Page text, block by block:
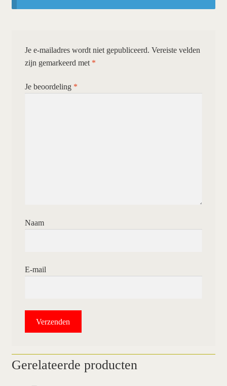
Je e-mailadres wordt niet gepubliceerd. Vereiste velden
zijn gemarkeerd met *
Je beoordeling *
Naam
E-mail
Gerelateerde producten